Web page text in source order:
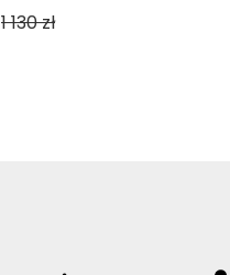
1 130 zł